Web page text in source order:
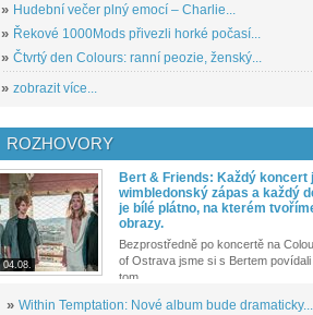
» Hudební večer plný emocí – Charlie...
» Řekové 1000Mods přivezli horké počasí...
» Čtvrtý den Colours: ranní peozie, ženský...
» zobrazit více...
ROZHOVORY
04.08.
Bert & Friends: Každý koncert
wimbledonský zápas a každý
je bílé plátno, na kterém
obrazy.
Bezprostředně po koncertě na
of Ostrava jsme si s Bertem povídali
tom,...
» Within Temptation: Nové album bude dramaticky...